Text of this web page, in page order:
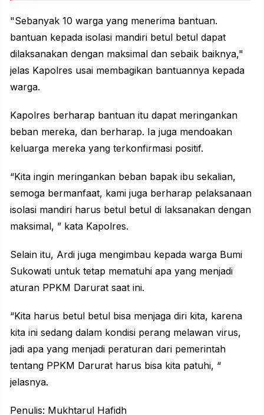
"Sebanyak 10 warga yang menerima bantuan.
bantuan kepada isolasi mandiri betul betul dapat
dilaksanakan dengan maksimal dan sebaik baiknya,"
jelas Kapolres usai membagikan bantuannya kepada
warga.
Kapolres berharap bantuan itu dapat meringankan
beban mereka, dan berharap. Ia juga mendoakan
keluarga mereka yang terkonfirmasi positif.
“Kita ingin meringankan beban bapak ibu sekalian,
semoga bermanfaat, kami juga berharap pelaksanaan
isolasi mandiri harus betul betul di laksanakan dengan
maksimal, ” kata Kapolres.
Selain itu, Ardi juga mengimbau kepada warga Bumi
Sukowati untuk tetap mematuhi apa yang menjadi
aturan PPKM Darurat saat ini.
“Kita harus betul betul bisa menjaga diri kita, karena
kita ini sedang dalam kondisi perang melawan virus,
jadi apa yang menjadi peraturan dari pemerintah
tentang PPKM Darurat harus bisa kita patuhi, “
jelasnya.
Penulis: Mukhtarul Hafidh